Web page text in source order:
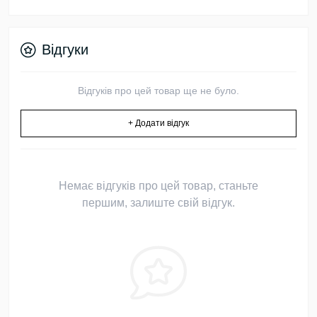
Відгуки
Відгуків про цей товар ще не було.
+ Додати відгук
Немає відгуків про цей товар, станьте
першим, залиште свій відгук.